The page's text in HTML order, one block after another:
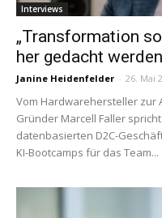
Interviews
„Transformation
her gedacht
Janine Heidenfelder - 26. Mai
Vom Hardwarehersteller zur
Gründer Marcell Faller
datenbasierten D2C-
KI-­Bootcamps für das Team...